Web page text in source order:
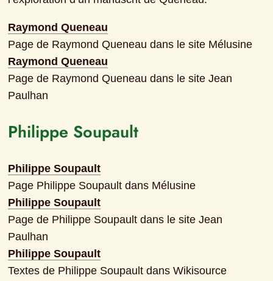
Raymond Queneau
Page de Raymond Queneau dans le site Mélusine
Raymond Queneau
Page de Raymond Queneau dans le site Jean
Paulhan
Philippe Soupault
Philippe Soupault
Page Philippe Soupault dans Mélusine
Philippe Soupault
Page de Philippe Soupault dans le site Jean
Paulhan
Philippe Soupault
Textes de Philippe Soupault dans Wikisource